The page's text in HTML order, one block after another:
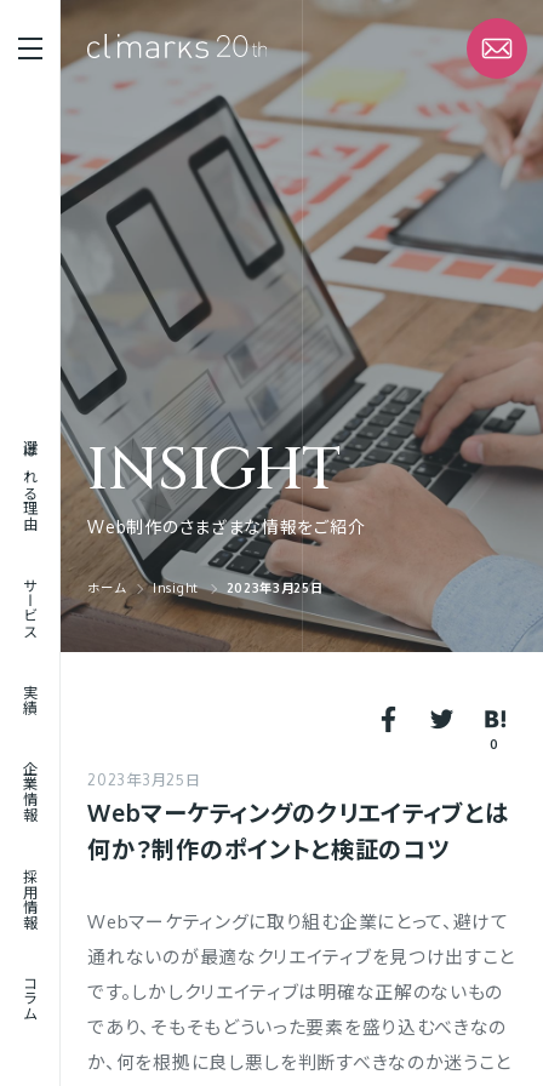
選ばれる理由
サービス
実績
企業情報
採用情報
コラム
STRENGTH
選ばれる理由
SERVICE
サービス
WORK
実績
ABOUT
企業情報
RECRUIT
採用情報
INSIGHT
Web制作のさまざまな情報をご紹介
ホーム Insight 2023年3月25日
0
2023年3月25日
Webマーケティングのクリエイティブとは
何か？制作のポイントと検証のコツ
Webマーケティングに取り組む企業にとって、避けて
通れないのが最適なクリエイティブを見つけ出すこと
です。しかしクリエイティブは明確な正解のないもの
であり、そもそもどういった要素を盛り込むべきなの
か、何を根拠に良し悪しを判断すべきなのか迷うこと